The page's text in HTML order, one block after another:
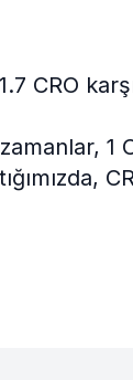
CRO
1